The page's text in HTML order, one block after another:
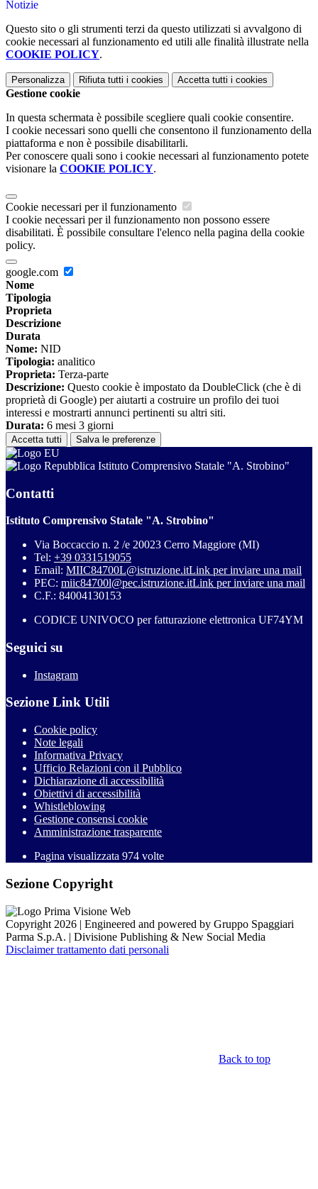
Notizie
Questo sito o gli strumenti terzi da questo utilizzati si avvalgono di
cookie necessari al funzionamento ed utili alle finalità illustrate nella
COOKIE POLICY.
Personalizza Rifiuta tutti i cookies Accetta tutti i cookies
Gestione cookie
In questa schermata è possibile scegliere quali cookie consentire.
I cookie necessari sono quelli che consentono il funzionamento della
piattaforma e non è possibile disabilitarli.
Per conoscere quali sono i cookie necessari al funzionamento potete
visionare la COOKIE POLICY.
Cookie necessari per il funzionamento
I cookie necessari per il funzionamento non possono essere
disabilitati. È possibile consultare l'elenco nella pagina della cookie
policy.
google.com
Nome
Tipologia
Proprieta
Descrizione
Durata
Nome: NID
Tipologia: analitico
Proprieta: Terza-parte
Descrizione: Questo cookie è impostato da DoubleClick (che è di
proprietà di Google) per aiutarti a costruire un profilo dei tuoi
interessi e mostrarti annunci pertinenti su altri siti.
Durata: 6 mesi 3 giorni
Accetta tutti Salva le preferenze
Istituto Comprensivo Statale "A. Strobino"
Contatti
Istituto Comprensivo Statale "A. Strobino"
Via Boccaccio n. 2 /e 20023 Cerro Maggiore (MI)
Tel: +39 0331519055
Email: MIIC84700L@istruzione.itLink per inviare una mail
PEC: miic84700l@pec.istruzione.itLink per inviare una mail
C.F.: 84004130153
CODICE UNIVOCO per fatturazione elettronica UF74YM
Seguici su
Instagram
Sezione Link Utili
Cookie policy
Note legali
Informativa Privacy
Ufficio Relazioni con il Pubblico
Dichiarazione di accessibilità
Obiettivi di accessibilità
Whistleblowing
Gestione consensi cookie
Amministrazione trasparente
Pagina visualizzata 974 volte
Sezione Copyright
Copyright 2026 | Engineered and powered by Gruppo Spaggiari
Parma S.p.A. | Divisione Publishing & New Social Media
Disclaimer trattamento dati personali
Back to top